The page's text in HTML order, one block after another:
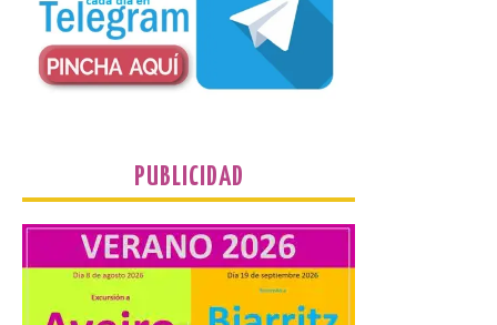
que llegan a la zona en
puntos como el faro de
Cabo Mayor, Cueto,
Corbanera o Ciriego y
reforzará la movilidad con un servicio
impulsa nuevas
iniciativas relacionadas
con el trío de eclipses para
afianzar a Extremadura
PUBLICIDAD